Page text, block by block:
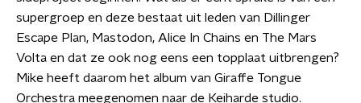
supergroep en deze bestaat uit leden van Dillinger
Escape Plan, Mastodon, Alice In Chains en The Mars
Volta en dat ze ook nog eens een topplaat uitbrengen?
Mike heeft daarom het album van Giraffe Tongue
Orchestra meegenomen naar de Keiharde studio.